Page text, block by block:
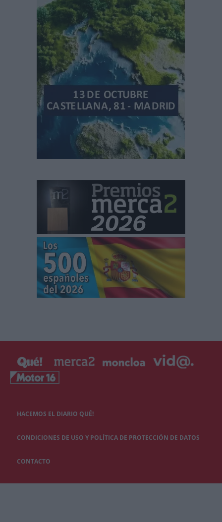
HACEMOS EL DIARIO QUÉ!
CONDICIONES DE USO Y POLÍTICA DE PROTECCIÓN DE DATOS
CONTACTO